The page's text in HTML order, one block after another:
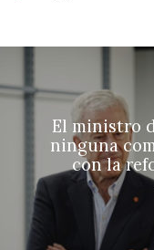
El ministro
ninguna
con la